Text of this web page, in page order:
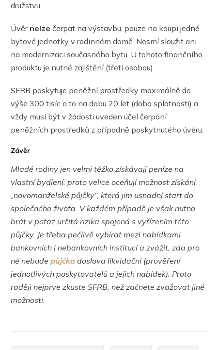
družstvu.
Úvěr nelze čerpat na výstavbu, pouze na koupi jedné
bytové jednotky v rodinném domě. Nesmí sloužit ani
na modernizaci současného bytu. U tohoto finančního
produktu je nutné zajištění (třetí osobou).
SFRB poskytuje peněžní prostředky maximálně do
výše 300 tisíc a to na dobu 20 let (doba splatnosti) a
vždy musí být v žádosti uveden účel čerpání
peněžních prostředků z případně poskytnutého úvěru.
Závěr
Mladé rodiny jen velmi těžko získávají peníze na
vlastní bydlení, proto velice oceňují možnost získání
„novomanželské půjčky“, která jim usnadní start do
společného života. V každém případě je však nutno
brát v potaz určitá rizika spojená s vyřízením této
půjčky. Je třeba pečlivě vybírat mezi nabídkami
bankovních i nebankovních institucí a zvážit, zda pro
ně nebudepůjčka doslova likvidační (prověření
jednotlivých poskytovatelů a jejich nabídek). Proto
raději nejprve zkuste SFRB, než začnete zvažovat jiné
možnosti.